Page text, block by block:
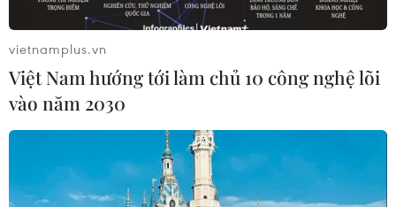
vietnamplus.vn
Việt Nam hướng tới làm chủ 10 công nghệ lõi
vào năm 2030